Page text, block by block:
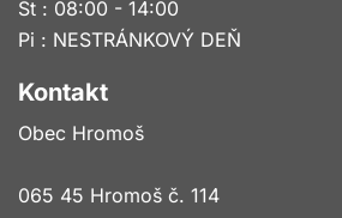
Št : 08:00 - 14:00
Pi : NESTRÁNKOVÝ DEŇ
Kontakt
Obec Hromoš
065 45 Hromoš č. 114